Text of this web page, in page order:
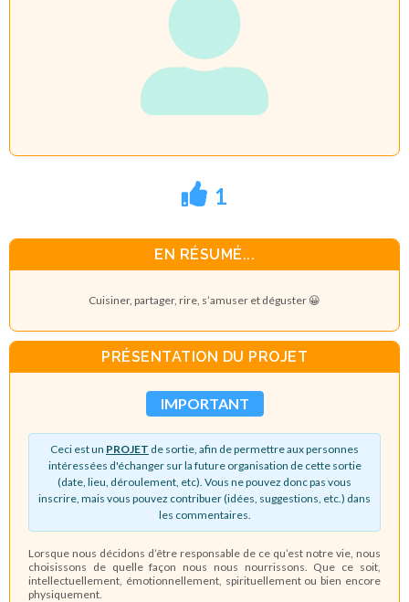
1
EN RÉSUMÉ...
Cuisiner, partager, rire, s’amuser et déguster 😀
PRÉSENTATION DU PROJET
IMPORTANT
Ceci est un PROJET de sortie, afin de permettre aux personnes
intéressées d'échanger sur la future organisation de cette sortie
(date, lieu, déroulement, etc). Vous ne pouvez donc pas vous
inscrire, mais vous pouvez contribuer (idées, suggestions, etc.) dans
les commentaires.
Lorsque nous décidons d’être responsable de ce qu’est notre vie, nous
choisissons de quelle façon nous nous nourrissons. Que ce soit,
intellectuellement, émotionnellement, spirituellement ou bien encore
physiquement.